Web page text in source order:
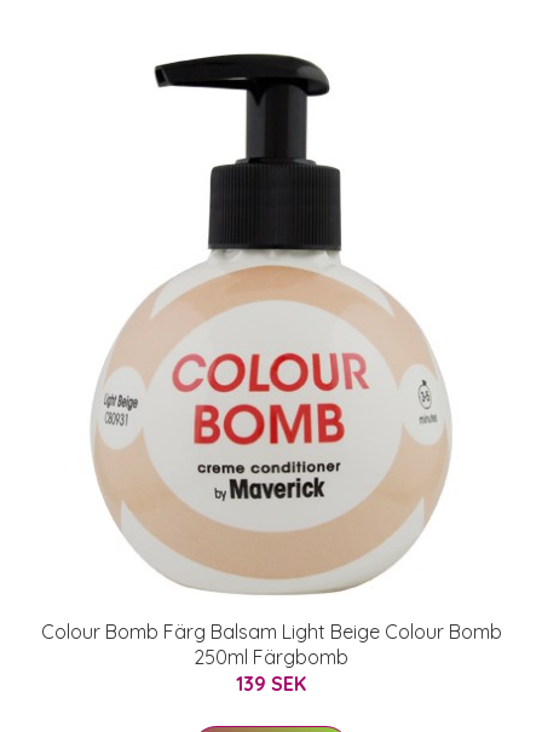
Colour Bomb Färg Balsam Light Beige Colour Bomb
250ml Färgbomb
139 SEK